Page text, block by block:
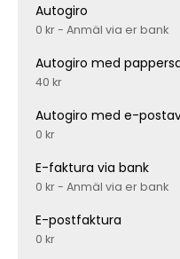
Autogiro
0 kr - Anmäl via er bank
Autogiro med
40 kr
Autogiro med e-
0 kr
E-faktura via bank
0 kr - Anmäl via er bank
E-postfaktura
0 kr